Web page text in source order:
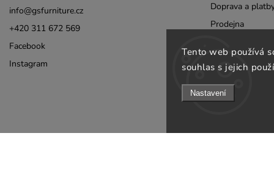
Tento web používá
souhlas s jejich
Nastavení
info@gsfurniture.cz
+420 311 672 569
Facebook
Instagram
Doprava a
Prodejna
Obchodní
Jak ověřujeme
B2B